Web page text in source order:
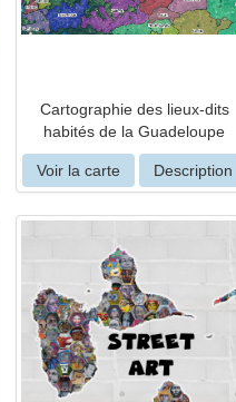
Cartographie des lieux-dits
habités de la Guadeloupe
Voir la carte Description